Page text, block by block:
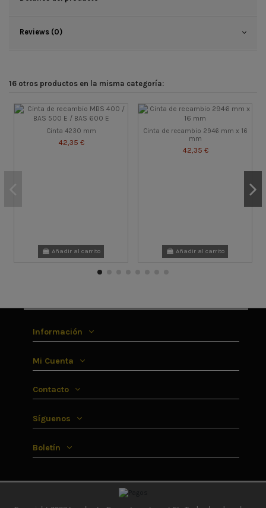
Reviews (0)
16 otros productos en la misma categoría:
Cinta 4230 mm
42,35 €
Añadir al carrito
Cinta de recambio 2946 mm x 16
mm
42,35 €
Añadir al carrito
Información
Mi Cuenta
Contacto
Síguenos
Boletín